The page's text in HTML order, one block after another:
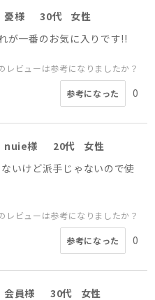
憂様 30代
女性
が一番のお気に入りです!!
レビューは参考になりましたか？
参考になった 0
nuie様 20代
女性
いけど派手じゃないので使
レビューは参考になりましたか？
参考になった 0
会員様 30代
女性